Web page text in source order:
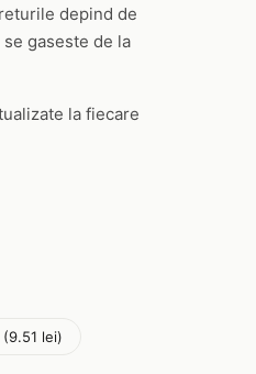
depind de
gaseste de la
la fiecare
lei)